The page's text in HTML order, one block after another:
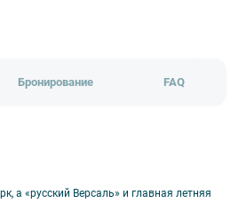
Бронирование FAQ
а «русский Версаль» и главная летняя